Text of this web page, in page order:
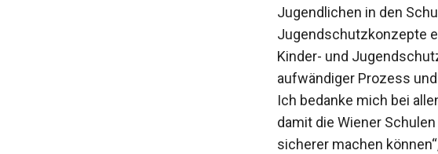
Jugendlichen in den
Jugendschutzkonzepte
Kinder- und
aufwändiger Prozess
Ich bedanke mich bei
damit die Wiener
sicherer machen